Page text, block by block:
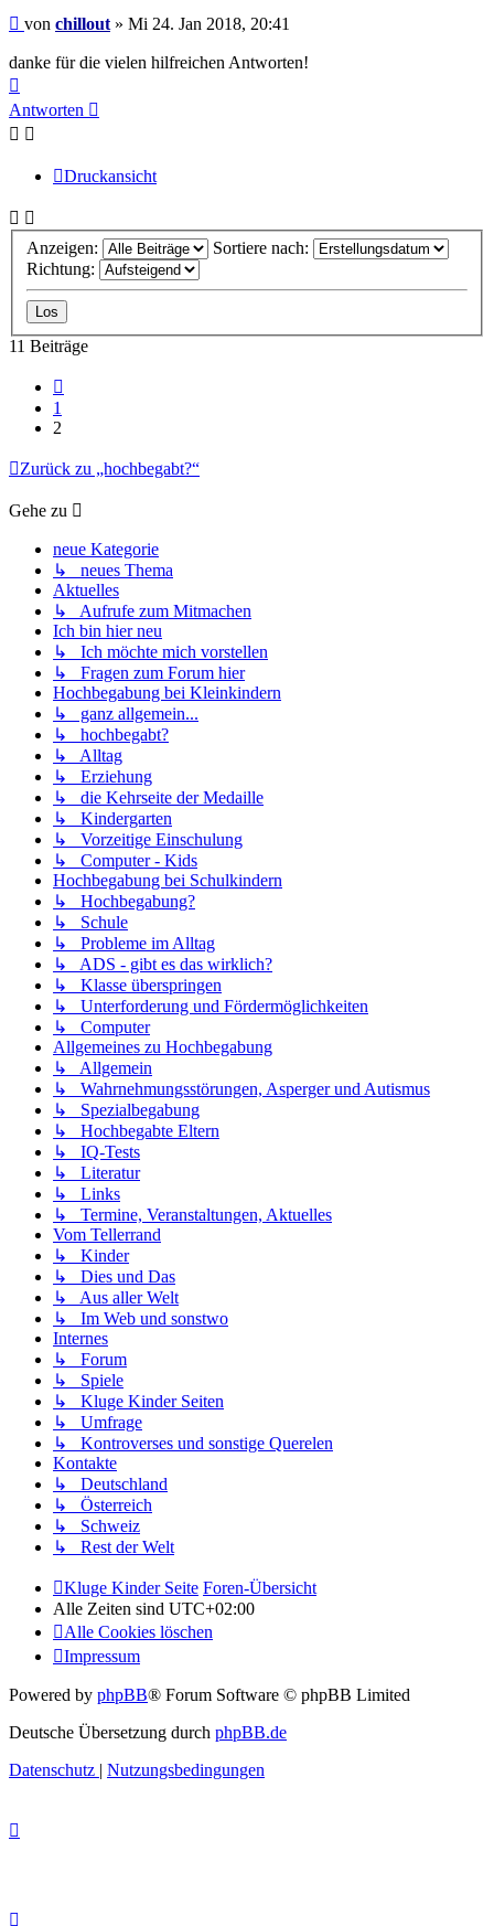
Beitrag
von chillout » Mi 24. Jan 2018, 20:41
danke für die vielen hilfreichen Antworten!
oben
Antworten
Druckansicht
Anzeigen:
Sortiere nach:
Richtung:
11 Beiträge
1
2
Zurück zu „hochbegabt?“
Gehe zu
neue Kategorie
↳ neues Thema
Aktuelles
↳ Aufrufe zum Mitmachen
Ich bin hier neu
↳ Ich möchte mich vorstellen
↳ Fragen zum Forum hier
Hochbegabung bei Kleinkindern
↳ ganz allgemein...
↳ hochbegabt?
↳ Alltag
↳ Erziehung
↳ die Kehrseite der Medaille
↳ Kindergarten
↳ Vorzeitige Einschulung
↳ Computer - Kids
Hochbegabung bei Schulkindern
↳ Hochbegabung?
↳ Schule
↳ Probleme im Alltag
↳ ADS - gibt es das wirklich?
↳ Klasse überspringen
↳ Unterforderung und Fördermöglichkeiten
↳ Computer
Allgemeines zu Hochbegabung
↳ Allgemein
↳ Wahrnehmungsstörungen, Asperger und Autismus
↳ Spezialbegabung
↳ Hochbegabte Eltern
↳ IQ-Tests
↳ Literatur
↳ Links
↳ Termine, Veranstaltungen, Aktuelles
Vom Tellerrand
↳ Kinder
↳ Dies und Das
↳ Aus aller Welt
↳ Im Web und sonstwo
Internes
↳ Forum
↳ Spiele
↳ Kluge Kinder Seiten
↳ Umfrage
↳ Kontroverses und sonstige Querelen
Kontakte
↳ Deutschland
↳ Österreich
↳ Schweiz
↳ Rest der Welt
Kluge Kinder Seite Foren-Übersicht
Alle Zeiten sind UTC+02:00
Alle Cookies löschen
Impressum
Powered by phpBB® Forum Software © phpBB Limited
Deutsche Übersetzung durch phpBB.de
Datenschutz | Nutzungsbedingungen